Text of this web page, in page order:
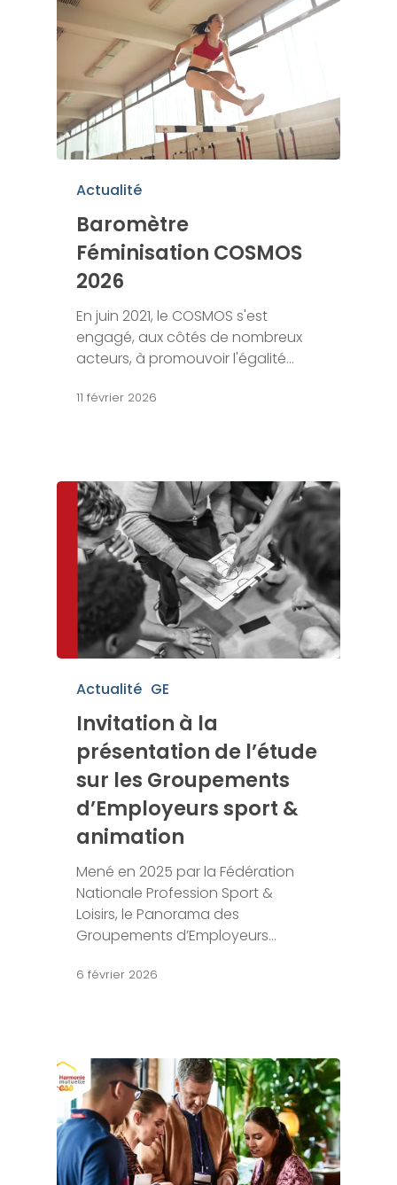
Actualité
Baromètre
Féminisation COSMOS
2026
En juin 2021, le COSMOS s'est
engagé, aux côtés de nombreux
acteurs, à promouvoir l'égalité…
11 février 2026
Actualité GE
Invitation à la
présentation de l’étude
sur les Groupements
d’Employeurs sport &
animation
Mené en 2025 par la Fédération
Nationale Profession Sport &
Loisirs, le Panorama des
Groupements d’Employeurs…
6 février 2026